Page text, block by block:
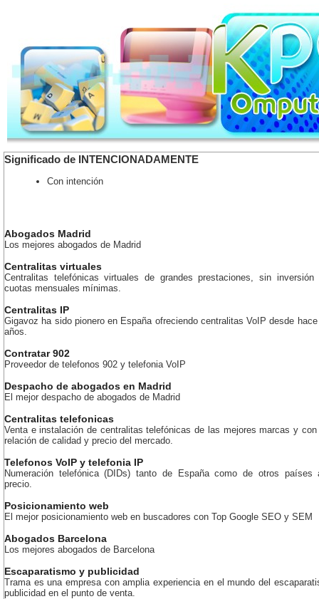
Significado de INTENCIONADAMENTE
Con intención
Abogados Madrid
Los mejores abogados de Madrid
Centralitas virtuales
Centralitas telefónicas virtuales de grandes prestaciones, sin
cuotas mensuales mínimas.
Centralitas IP
Gigavoz ha sido pionero en España ofreciendo centralitas VoIP desde
años.
Contratar 902
Proveedor de telefonos 902 y telefonia VoIP
Despacho de abogados en Madrid
El mejor despacho de abogados de Madrid
Centralitas telefonicas
Venta e instalación de centralitas telefónicas de las mejores marcas y con
relación de calidad y precio del mercado.
Telefonos VoIP y telefonia IP
Numeración telefónica (DIDs) tanto de España como de otros países
precio.
Posicionamiento web
El mejor posicionamiento web en buscadores con Top Google SEO y SEM
Abogados Barcelona
Los mejores abogados de Barcelona
Escaparatismo y publicidad
Trama es una empresa con amplia experiencia en el mundo del
publicidad en el punto de venta.